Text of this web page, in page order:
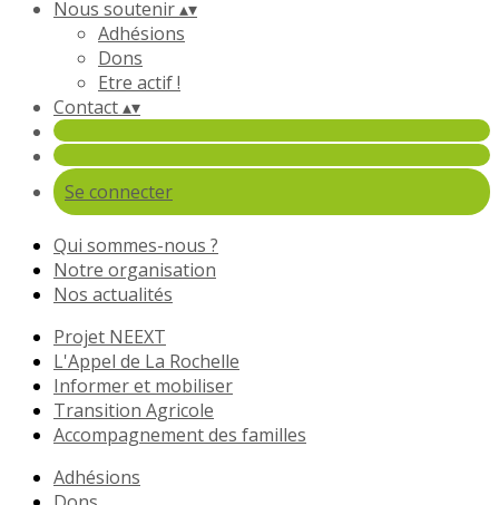
Nous soutenir▴▾
Adhésions
Dons
Etre actif !
Contact▴▾
Se connecter
Qui sommes-nous ?
Notre organisation
Nos actualités
Projet NEEXT
L'Appel de La Rochelle
Informer et mobiliser
Transition Agricole
Accompagnement des familles
Adhésions